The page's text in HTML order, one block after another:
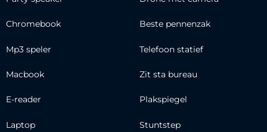
Chromebook
Mp3 speler
Macbook
E-reader
Laptop
Beste pennenzak
Telefoon statief
Zit sta bureau
Plakspiegel
Stuntstep